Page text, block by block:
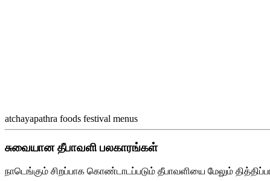
atchayapathra foods festival menus
சுவையான தீபாவளி பலகாரங்கள்
நாடெங்கும் சிறப்பாக கொண்டாடப்படும் தீபாவளியை மேலும்